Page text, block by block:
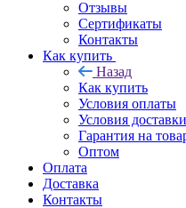
Отзывы
Сертификаты
Контакты
Как купить
Назад
Как купить
Условия оплаты
Условия доставки
Гарантия на
Оптом
Оплата
Доставка
Контакты